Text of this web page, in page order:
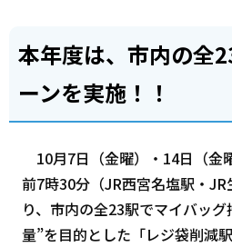
本年度は、市内の全
ーンを実施！！
10月7日（金曜）・14日（金
前7時30分（JR西宮名塩駅・
り、市内の全23駅でマイバッ
量”を目的とした「レジ袋削減